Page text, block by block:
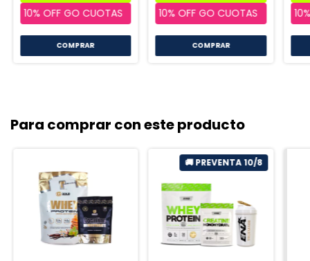
Para comprar con este producto